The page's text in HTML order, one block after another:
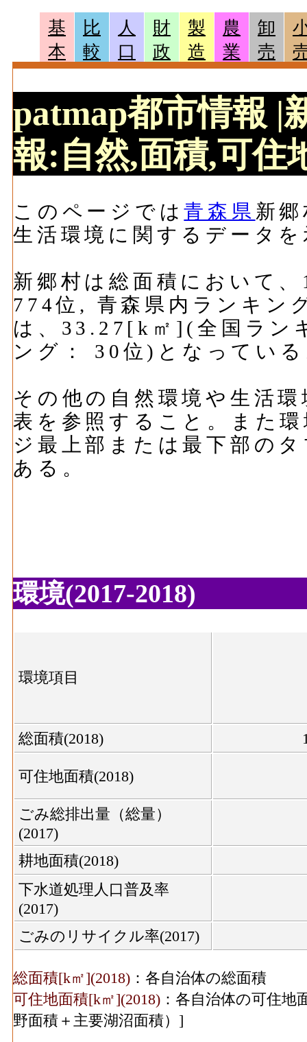
基
本
比
較
人
口
財
政
製
造
農
業
卸
売
patmap都市情報 |
報:自然,面積,可住
このページでは青森県 新
生活環境に関するデータ
新郷村は総面積において
774位, 青森県内ランキン
は、33.27[k㎡](全国ラン
ング： 30位)となってい
その他の自然環境や生活
表を参照すること。また
ジ最上部または最下部の
ある。
環境(2017-2018)
環境項目
総面積(2018)
可住地面積(2018)
ごみ総排出量（総量）
(2017)
耕地面積(2018)
下水道処理人口普及率
(2017)
ごみのリサイクル率(2017)
総面積[k㎡](2018) ：各自治体の総面積
可住地面積[k㎡](2018) ：各自治体の可住
野面積＋主要湖沼面積）]